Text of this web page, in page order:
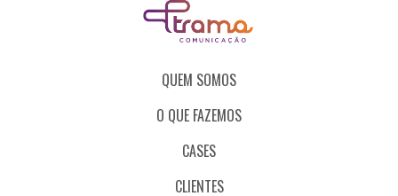
QUEM SOMOS
O QUE FAZEMOS
CASES
CLIENTES